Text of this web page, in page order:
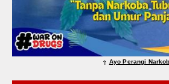
⇑ Ayo Perangi